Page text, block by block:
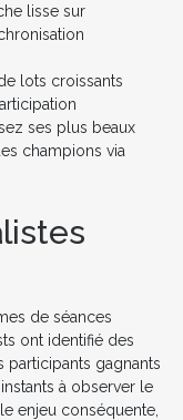
lisse sur
lots croissants
ses plus beaux
champions via
de séances
ont identifié des
participants gagnants
à observer le
enjeu conséquente,